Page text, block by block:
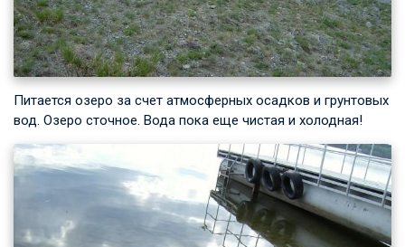
Питается озеро за счет атмосферных осадков и грунтовых
вод. Озеро сточное. Вода пока еще чистая и холодная!